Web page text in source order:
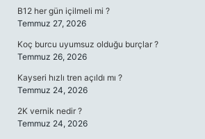
B12 her gün içilmeli mi ?
Temmuz 27, 2026
Koç burcu uyumsuz olduğu burçlar ?
Temmuz 26, 2026
Kayseri hızlı tren açıldı mı ?
Temmuz 24, 2026
2K vernik nedir ?
Temmuz 24, 2026